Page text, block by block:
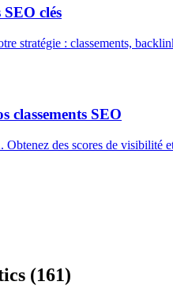
clés
stratégie : classements,
classements SEO
des scores de visibilité
(161)